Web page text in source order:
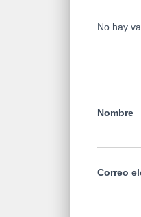
No hay
Nombre
Correo